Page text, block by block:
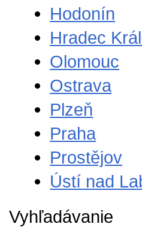
Hodonín
Hradec
Olomouc
Ostrava
Plzeň
Praha
Prostějov
Ústí nad
Vyhľadávanie